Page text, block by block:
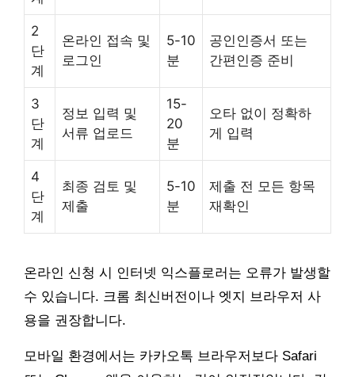
2
단
계
온라인 접속 및
로그인
5-10
분
공인인증서 또는
간편인증 준비
3
단
계
정보 입력 및
서류 업로드
15-
20
분
오타 없이 정확하
게 입력
4
단
계
최종 검토 및
제출
5-10
분
제출 전 모든 항목
재확인
온라인 신청 시 인터넷 익스플로러는 오류가 발생할
수 있습니다. 크롬 최신버전이나 엣지 브라우저 사
용을 권장합니다.
모바일 환경에서는 카카오톡 브라우저보다 Safari